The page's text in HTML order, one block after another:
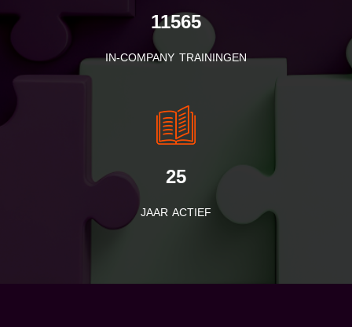
11565
IN-COMPANY TRAININGEN
25
JAAR ACTIEF